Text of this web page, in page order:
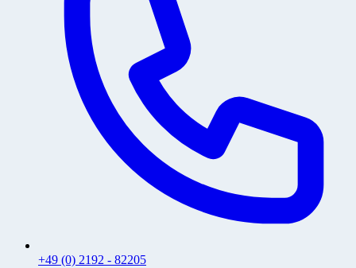
+49 (0) 2192 - 82205